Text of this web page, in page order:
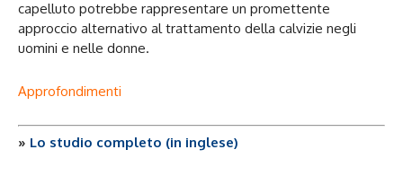
capelluto potrebbe rappresentare un promettente
approccio alternativo al trattamento della calvizie negli
uomini e nelle donne.
Approfondimenti
» Lo studio completo (in inglese)